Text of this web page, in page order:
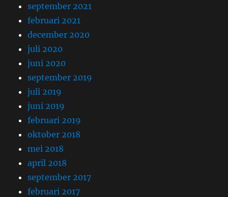
september 2021
februari 2021
december 2020
juli 2020
juni 2020
september 2019
juli 2019
juni 2019
februari 2019
oktober 2018
mei 2018
april 2018
september 2017
februari 2017